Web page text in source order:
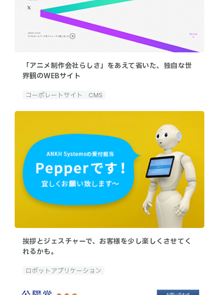
「アニメ制作会社らしさ」をあえて省いた、独自な世
界観のWEBサイト
コーポレートサイト CMS
挨拶とジェスチャーで、お客様を少し楽しくさせてく
れるかも。
ロボットアプリケーション